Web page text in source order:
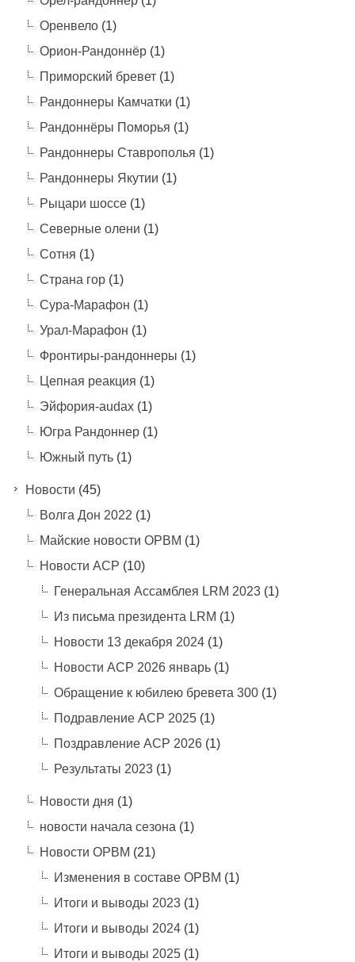
Оренвело(1)
Орион-Рандоннёр(1)
Приморский бревет(1)
Рандоннеры Камчатки (1)
Рандоннёры Поморья (1)
Рандоннеры Ставрополья (1)
Рандоннеры Якутии (1)
Рыцари шоссе(1)
Северные олени (1)
Сотня (1)
Страна гор(1)
Сура-Марафон (1)
Урал-Марафон (1)
Фронтиры-рандоннеры (1)
Цепная реакция (1)
Эйфория-audax(1)
Югра Рандоннер(1)
Южный путь(1)
Новости (45)
Волга Дон 2022 (1)
Майские новости ОРВМ (1)
Новости АСР (10)
Генеральная Ассамблея LRM 2023(1)
Из письма президента LRM (1)
Новости 13 декабря 2024(1)
Новости АСР 2026 январь(1)
Обращение к юбилею бревета 300(1)
Подравление АСР 2025(1)
Поздравление АСР 2026(1)
Результаты 2023(1)
Новости дня (1)
новости начала сезона (1)
Новости ОРВМ (21)
Изменения в составе ОРВМ (1)
Итоги и выводы 2023(1)
Итоги и выводы 2024(1)
Итоги и выводы 2025(1)